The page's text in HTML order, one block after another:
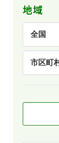
地域